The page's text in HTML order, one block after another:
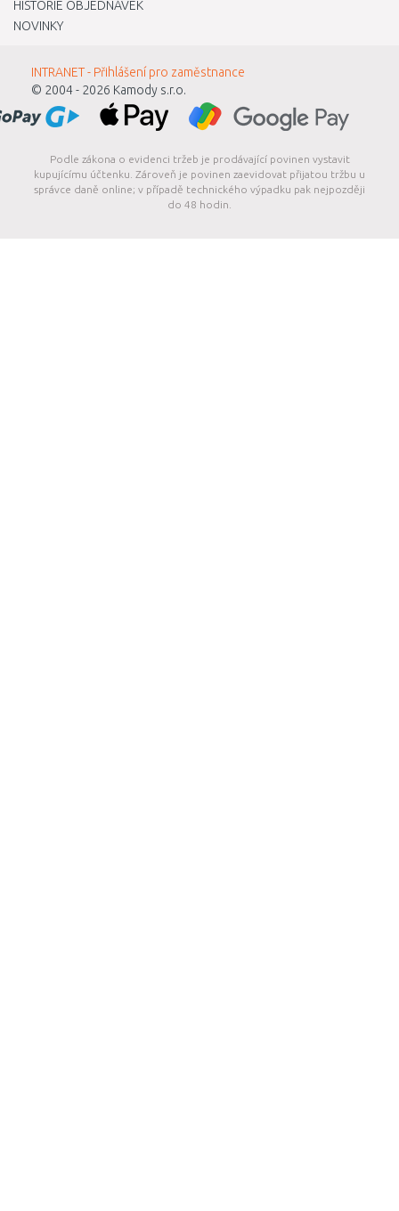
HISTORIE OBJEDNÁVEK
NOVINKY
INTRANET - Přihlášení pro zaměstnance
© 2004 - 2026 Kamody s.r.o.
Podle zákona o evidenci tržeb je prodávající povinen vystavit
kupujícímu účtenku. Zároveň je povinen zaevidovat přijatou tržbu u
správce daně online; v případě technického výpadku pak nejpozději
do 48 hodin.